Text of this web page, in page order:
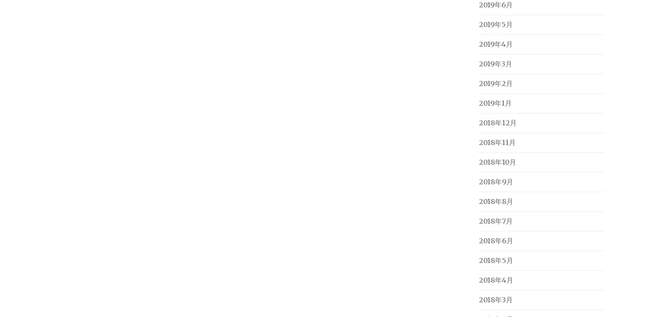
2019年6月
2019年5月
2019年4月
2019年3月
2019年2月
2019年1月
2018年12月
2018年11月
2018年10月
2018年9月
2018年8月
2018年7月
2018年6月
2018年5月
2018年4月
2018年3月